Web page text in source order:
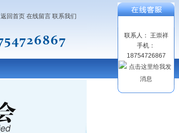
返回首页 在线留言 联系我们
联系人： 王崇祥
手机：
18754726867